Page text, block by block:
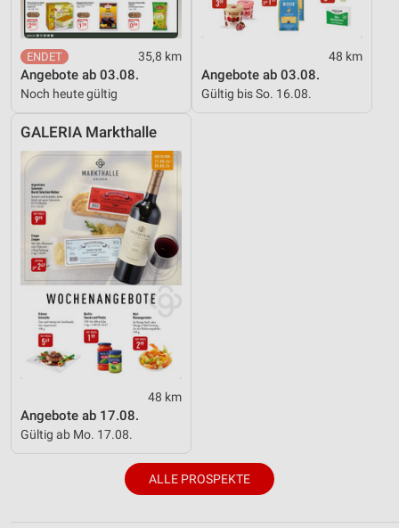
35,8 km
Angebote ab 03.08.
Noch heute gültig
48 km
Angebote ab 03.08.
Gültig bis So. 16.08.
GALERIA Markthalle
48 km
Angebote ab 17.08.
Gültig ab Mo. 17.08.
ALLE PROSPEKTE